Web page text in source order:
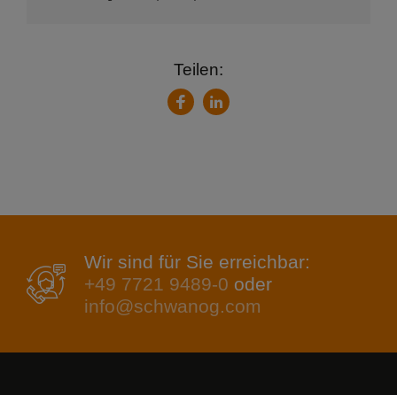
Teilen:
FacebookLinkedIn
Wir sind für Sie erreichbar:
+49 7721 9489-0 oder
info@schwanog.com